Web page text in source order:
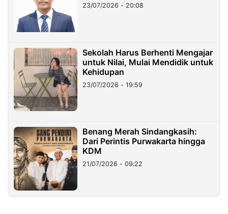
23/07/2026 - 20:08
Sekolah Harus Berhenti Mengajar
untuk Nilai, Mulai Mendidik untuk
Kehidupan
23/07/2026 - 19:59
Benang Merah Sindangkasih:
Dari Perintis Purwakarta hingga
KDM
21/07/2026 - 09:22